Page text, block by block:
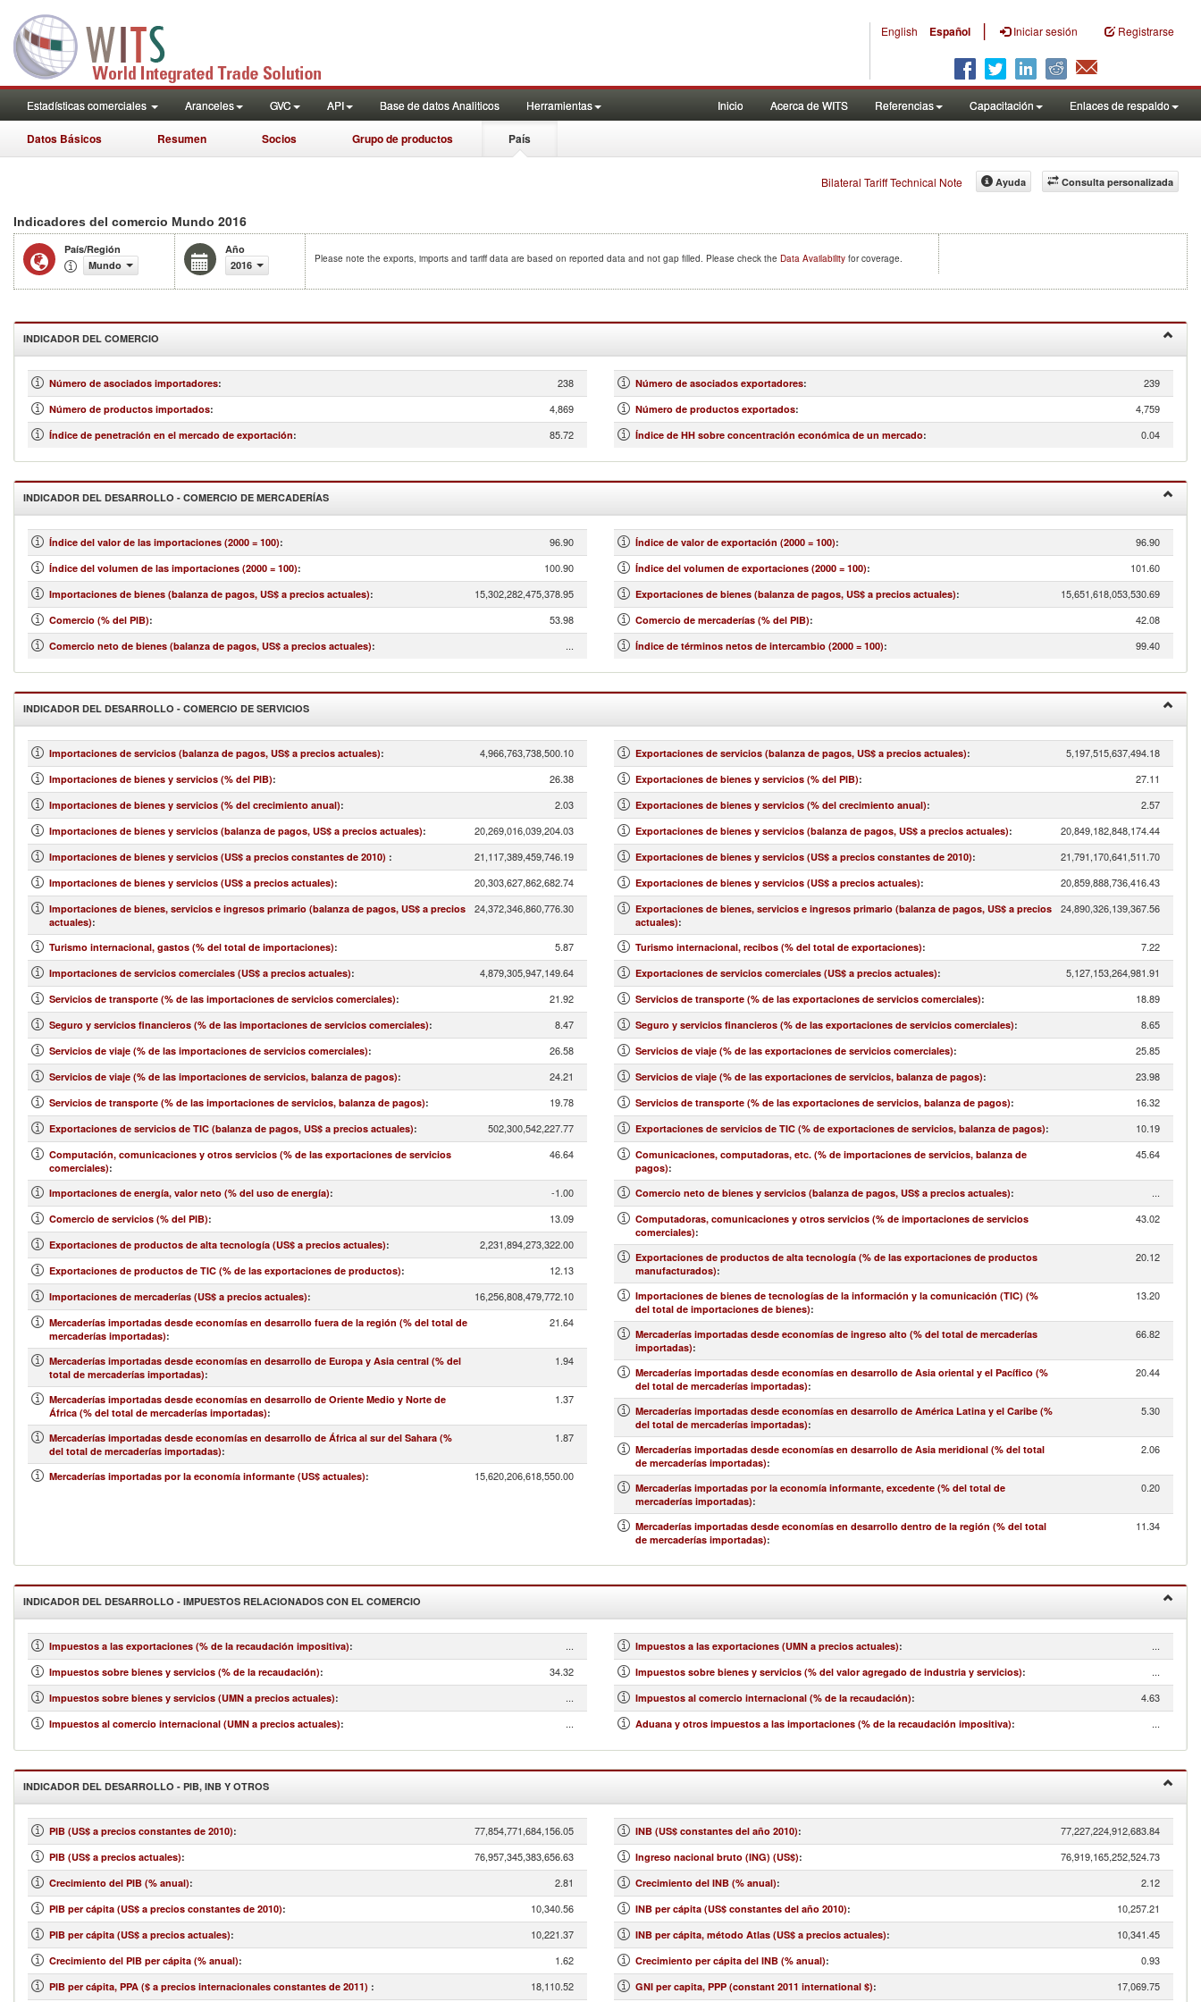
English Español | Iniciar sesión Registrarse
Estadísticas comerciales Aranceles GVC API Base de datos Analiticos Herramientas Inicio Acerca de WITS Referencias Capacitación Enlaces de respaldo
Datos Básicos Resumen Socios Grupo de productos País
Bilateral Tariff Technical Note Consulta personalizada
Ayuda
Indicadores del comercio Mundo 2016
País/Región
Mundo
Año
2016
Please note the exports, imports and tariff data are based on reported data and not gap filled. Please check the Data Availability for coverage.
INDICADOR DEL COMERCIO
Número de asociados importadores: 238
Número de productos importados: 4,869
Índice de penetración en el mercado de exportación: 85.72
Número de asociados exportadores: 239
Número de productos exportados: 4,759
Índice de HH sobre concentración económica de un mercado: 0.04
INDICADOR DEL DESARROLLO - COMERCIO DE MERCADERÍAS
Índice del valor de las importaciones (2000 = 100): 96.90
Índice del volumen de las importaciones (2000 = 100): 100.90
Importaciones de bienes (balanza de pagos, US$ a precios actuales): 15,302,282,475,378.95
Comercio (% del PIB): 53.98
Comercio neto de bienes (balanza de pagos, US$ a precios actuales): ...
Índice de valor de exportación (2000 = 100): 96.90
Índice del volumen de exportaciones (2000 = 100): 101.60
Exportaciones de bienes (balanza de pagos, US$ a precios actuales): 15,651,618,053,530.69
Comercio de mercaderías (% del PIB): 42.08
Índice de términos netos de intercambio (2000 = 100): 99.40
INDICADOR DEL DESARROLLO - COMERCIO DE SERVICIOS
Importaciones de servicios (balanza de pagos, US$ a precios actuales): 4,966,763,738,500.10
Importaciones de bienes y servicios (% del PIB): 26.38
Importaciones de bienes y servicios (% del crecimiento anual): 2.03
Importaciones de bienes y servicios (balanza de pagos, US$ a precios actuales): 20,269,016,039,204.03
Importaciones de bienes y servicios (US$ a precios constantes de 2010) : 21,117,389,459,746.19
Importaciones de bienes y servicios (US$ a precios actuales): 20,303,627,862,682.74
Importaciones de bienes, servicios e ingresos primario (balanza de pagos, US$ a precios
actuales):
24,372,346,860,776.30
Turismo internacional, gastos (% del total de importaciones): 5.87
Importaciones de servicios comerciales (US$ a precios actuales): 4,879,305,947,149.64
Servicios de transporte (% de las importaciones de servicios comerciales): 21.92
Seguro y servicios financieros (% de las importaciones de servicios comerciales): 8.47
Servicios de viaje (% de las importaciones de servicios comerciales): 26.58
Servicios de viaje (% de las importaciones de servicios, balanza de pagos): 24.21
Servicios de transporte (% de las importaciones de servicios, balanza de pagos): 19.78
Exportaciones de servicios de TIC (balanza de pagos, US$ a precios actuales): 502,300,542,227.77
Computación, comunicaciones y otros servicios (% de las exportaciones de servicios
comerciales):
46.64
Importaciones de energía, valor neto (% del uso de energía): -1.00
Comercio de servicios (% del PIB): 13.09
Exportaciones de productos de alta tecnología (US$ a precios actuales): 2,231,894,273,322.00
Exportaciones de productos de TIC (% de las exportaciones de productos): 12.13
Importaciones de mercaderías (US$ a precios actuales): 16,256,808,479,772.10
Mercaderías importadas desde economías en desarrollo fuera de la región (% del total de
mercaderías importadas):
21.64
Mercaderías importadas desde economías en desarrollo de Europa y Asia central (% del
total de mercaderías importadas):
1.94
Mercaderías importadas desde economías en desarrollo de Oriente Medio y Norte de
África (% del total de mercaderías importadas):
1.37
Mercaderías importadas desde economías en desarrollo de África al sur del Sahara (%
del total de mercaderías importadas):
1.87
Mercaderías importadas por la economía informante (US$ actuales): 15,620,206,618,550.00
Exportaciones de servicios (balanza de pagos, US$ a precios actuales): 5,197,515,637,494.18
Exportaciones de bienes y servicios (% del PIB): 27.11
Exportaciones de bienes y servicios (% del crecimiento anual): 2.57
Exportaciones de bienes y servicios (balanza de pagos, US$ a precios actuales): 20,849,182,848,174.44
Exportaciones de bienes y servicios (US$ a precios constantes de 2010): 21,791,170,641,511.70
Exportaciones de bienes y servicios (US$ a precios actuales): 20,859,888,736,416.43
Exportaciones de bienes, servicios e ingresos primario (balanza de pagos, US$ a precios
actuales):
24,890,326,139,367.56
Turismo internacional, recibos (% del total de exportaciones): 7.22
Exportaciones de servicios comerciales (US$ a precios actuales): 5,127,153,264,981.91
Servicios de transporte (% de las exportaciones de servicios comerciales): 18.89
Seguro y servicios financieros (% de las exportaciones de servicios comerciales): 8.65
Servicios de viaje (% de las exportaciones de servicios comerciales): 25.85
Servicios de viaje (% de las exportaciones de servicios, balanza de pagos): 23.98
Servicios de transporte (% de las exportaciones de servicios, balanza de pagos): 16.32
Exportaciones de servicios de TIC (% de exportaciones de servicios, balanza de pagos): 10.19
Comunicaciones, computadoras, etc. (% de importaciones de servicios, balanza de
pagos):
45.64
Comercio neto de bienes y servicios (balanza de pagos, US$ a precios actuales): ...
Computadoras, comunicaciones y otros servicios (% de importaciones de servicios
comerciales):
43.02
Exportaciones de productos de alta tecnología (% de las exportaciones de productos
manufacturados):
20.12
Importaciones de bienes de tecnologías de la información y la comunicación (TIC) (%
del total de importaciones de bienes):
13.20
Mercaderías importadas desde economías de ingreso alto (% del total de mercaderías
importadas):
66.82
Mercaderías importadas desde economías en desarrollo de Asia oriental y el Pacífico (%
del total de mercaderías importadas):
20.44
Mercaderías importadas desde economías en desarrollo de América Latina y el Caribe (%
del total de mercaderías importadas):
5.30
Mercaderías importadas desde economías en desarrollo de Asia meridional (% del total
de mercaderías importadas):
2.06
Mercaderías importadas por la economía informante, excedente (% del total de
mercaderías importadas):
0.20
Mercaderías importadas desde economías en desarrollo dentro de la región (% del total
de mercaderías importadas):
11.34
INDICADOR DEL DESARROLLO - IMPUESTOS RELACIONADOS CON EL COMERCIO
Impuestos a las exportaciones (% de la recaudación impositiva): ...
Impuestos sobre bienes y servicios (% de la recaudación): 34.32
Impuestos sobre bienes y servicios (UMN a precios actuales): ...
Impuestos al comercio internacional (UMN a precios actuales): ...
Impuestos a las exportaciones (UMN a precios actuales): ...
Impuestos sobre bienes y servicios (% del valor agregado de industria y servicios): ...
Impuestos al comercio internacional (% de la recaudación): 4.63
Aduana y otros impuestos a las importaciones (% de la recaudación impositiva): ...
INDICADOR DEL DESARROLLO - PIB, INB Y OTROS
PIB (US$ a precios constantes de 2010): 77,854,771,684,156.05
PIB (US$ a precios actuales): 76,957,345,383,656.63
Crecimiento del PIB (% anual): 2.81
PIB per cápita (US$ a precios constantes de 2010): 10,340.56
PIB per cápita (US$ a precios actuales): 10,221.37
Crecimiento del PIB per cápita (% anual): 1.62
PIB per cápita, PPA ($ a precios internacionales constantes de 2011) : 18,110.52
INB (US$ constantes del año 2010): 77,227,224,912,683.84
Ingreso nacional bruto (ING) (US$): 76,919,165,252,524.73
Crecimiento del INB (% anual): 2.12
INB per cápita (US$ constantes del año 2010): 10,257.21
INB per cápita, método Atlas (US$ a precios actuales): 10,341.45
Crecimiento per cápita del INB (% anual): 0.93
GNI per capita, PPP (constant 2011 international $): 17,069.75